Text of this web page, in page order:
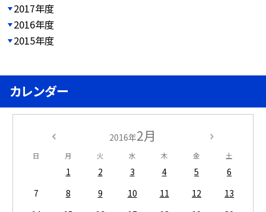
2017年度
2016年度
2015年度
カレンダー
2016年2月
日 月 火 水 木 金 土
1 2 3 4 5
6
7
8 9 10 11 12
13